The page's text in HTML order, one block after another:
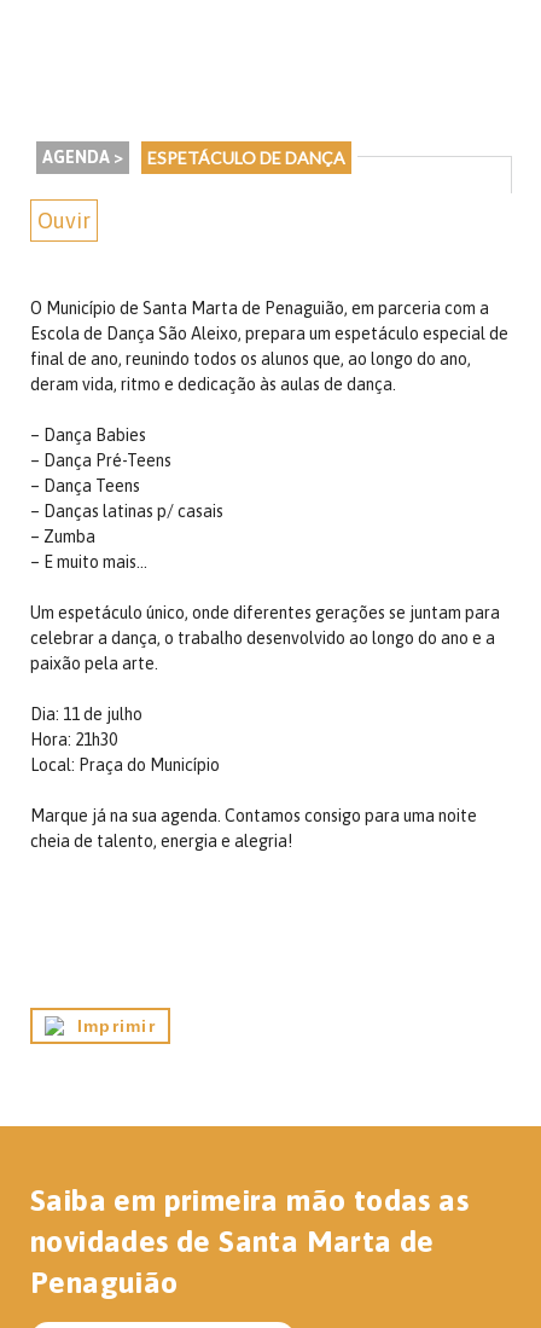
AGENDA > ESPETÁCULO DE DANÇA
Ouvir
O Município de Santa Marta de Penaguião, em parceria com a
Escola de Dança São Aleixo, prepara um espetáculo especial de
final de ano, reunindo todos os alunos que, ao longo do ano,
deram vida, ritmo e dedicação às aulas de dança.
– Dança Babies
– Dança Pré-Teens
– Dança Teens
– Danças latinas p/ casais
– Zumba
– E muito mais…
Um espetáculo único, onde diferentes gerações se juntam para
celebrar a dança, o trabalho desenvolvido ao longo do ano e a
paixão pela arte.
Dia: 11 de julho
Hora: 21h30
Local: Praça do Município
Marque já na sua agenda. Contamos consigo para uma noite
cheia de talento, energia e alegria!
Imprimir
Saiba em primeira mão todas as
novidades de Santa Marta de
Penaguião